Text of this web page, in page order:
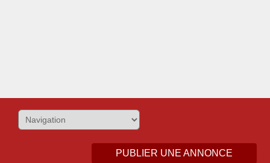
PUBLIER UNE ANNONCE